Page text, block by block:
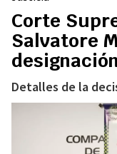
Corte
Salvatore
Detalles de la